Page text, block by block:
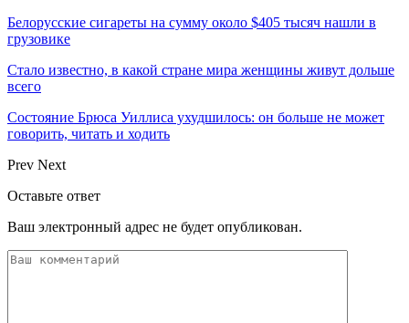
Белорусские сигареты на сумму около $405 тысяч нашли в
грузовике
Стало известно, в какой стране мира женщины живут дольше
всего
Состояние Брюса Уиллиса ухудшилось: он больше не может
говорить, читать и ходить
Prev Next
Оставьте ответ
Ваш электронный адрес не будет опубликован.